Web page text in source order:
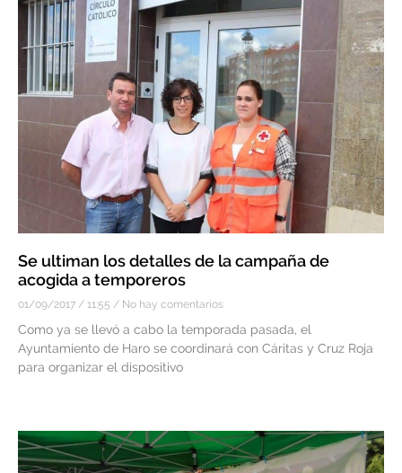
Se ultiman los detalles de la campaña de
acogida a temporeros
01/09/2017 11:55 No hay comentarios
Como ya se llevó a cabo la temporada pasada, el
Ayuntamiento de Haro se coordinará con Cáritas y Cruz Roja
para organizar el dispositivo